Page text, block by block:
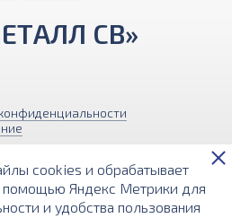
СВ»
исключительно информационный
не является публичной офертой,
437 (2) Гражданского кодекса РФ.
cookies и обрабатывает
помощью Яндекс Метрики для
и удобства пользования